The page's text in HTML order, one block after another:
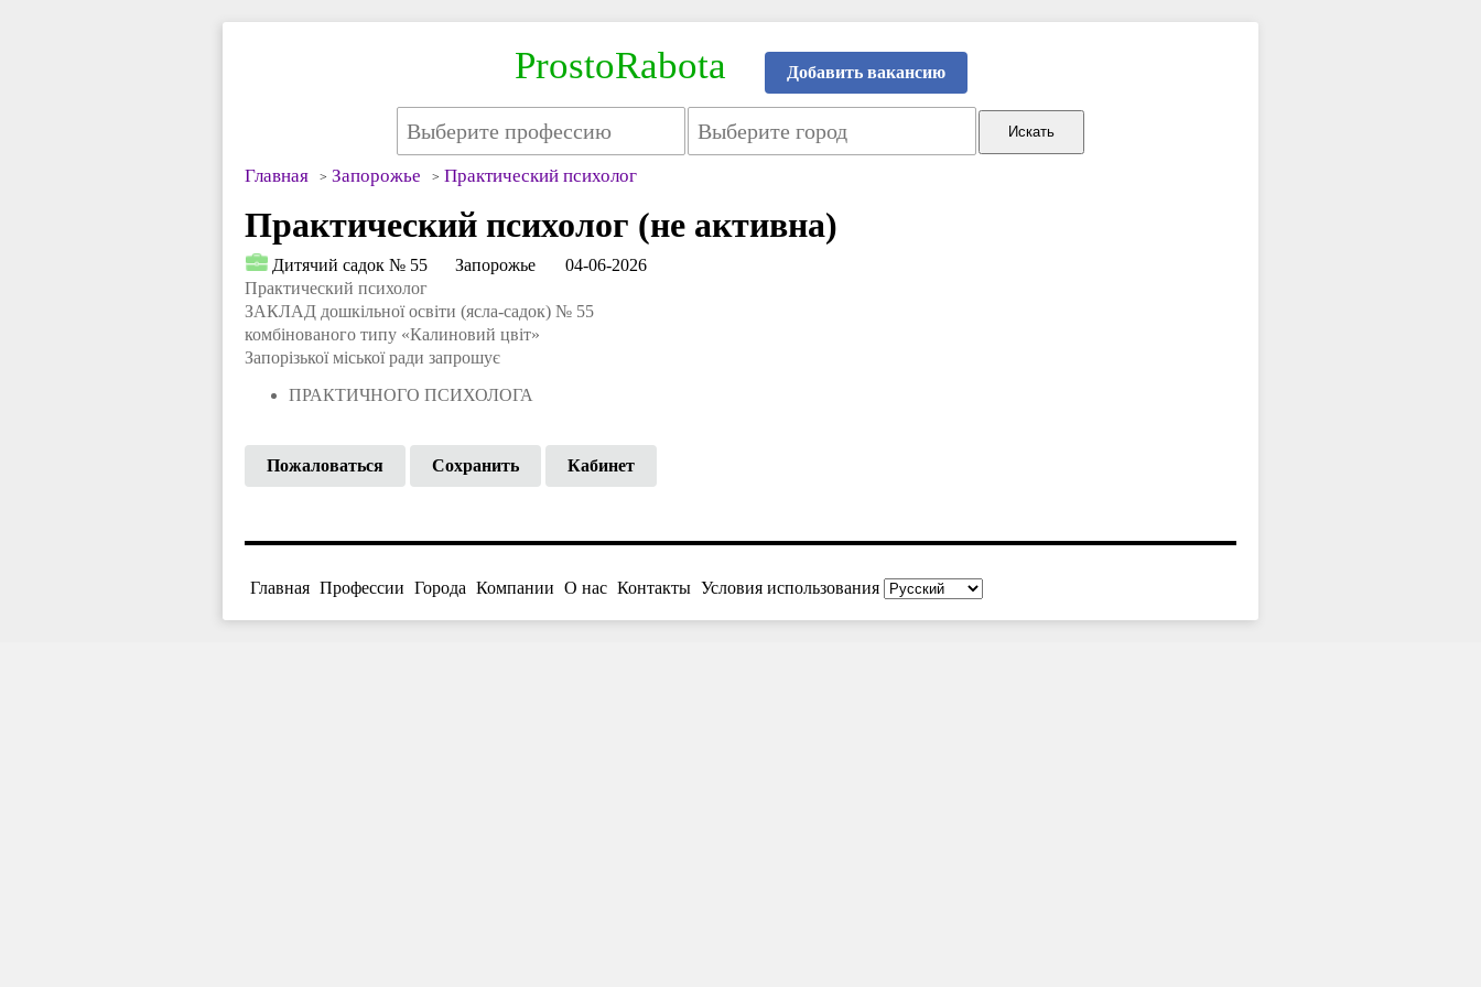
ProstoRabota Добавить вакансию
Главная Запорожье Практический психолог
Практический психолог (не активна)
Дитячий садок № 55 Запорожье
04-06-2026
Практический психолог
ЗАКЛАД дошкільної освіти (ясла-садок) № 55
комбінованого типу «Калиновий цвіт»
Запорізької міської ради запрошує
ПРАКТИЧНОГО ПСИХОЛОГА
Пожаловаться Сохранить Кабинет
Главная Профессии Города Компании О нас Контакты Условия использования